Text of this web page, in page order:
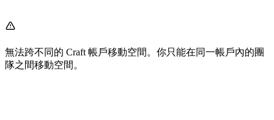
無法跨不同的 Craft 帳戶移動空間。你只能在同一帳戶內的團
隊之間移動空間。